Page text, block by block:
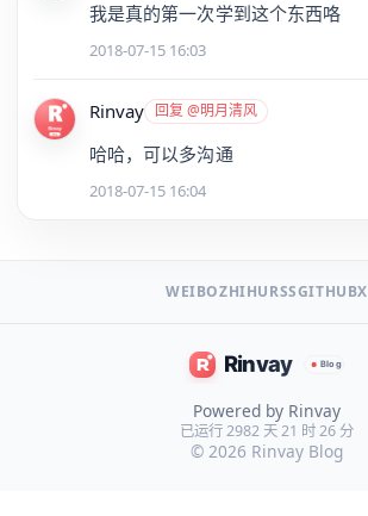
我是真的第一次学到这个东西咯
2018-07-15 16:03
Rinvay 回复 @明月清风
哈哈，可以多沟通
2018-07-15 16:04
WEIBOZHIHURSSGITHUBX
Powered by Rinvay
已运行 2982 天 21 时 26 分
© 2026 Rinvay Blog